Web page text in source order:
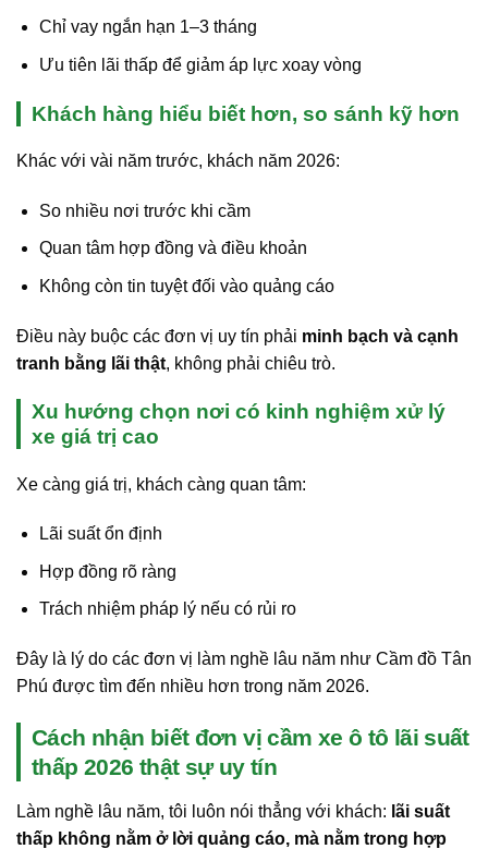
Chỉ vay ngắn hạn 1–3 tháng
Ưu tiên lãi thấp để giảm áp lực xoay vòng
Khách hàng hiểu biết hơn, so sánh kỹ hơn
Khác với vài năm trước, khách năm 2026:
So nhiều nơi trước khi cầm
Quan tâm hợp đồng và điều khoản
Không còn tin tuyệt đối vào quảng cáo
Điều này buộc các đơn vị uy tín phải minh bạch và cạnh
tranh bằng lãi thật, không phải chiêu trò.
Xu hướng chọn nơi có kinh nghiệm xử lý
xe giá trị cao
Xe càng giá trị, khách càng quan tâm:
Lãi suất ổn định
Hợp đồng rõ ràng
Trách nhiệm pháp lý nếu có rủi ro
Đây là lý do các đơn vị làm nghề lâu năm như Cầm đồ Tân
Phú được tìm đến nhiều hơn trong năm 2026.
Cách nhận biết đơn vị cầm xe ô tô lãi suất
thấp 2026 thật sự uy tín
Làm nghề lâu năm, tôi luôn nói thẳng với khách: lãi suất
thấp không nằm ở lời quảng cáo, mà nằm trong hợp